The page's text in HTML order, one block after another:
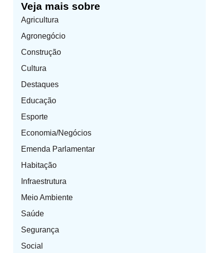
Veja mais sobre
Agricultura
Agronegócio
Construção
Cultura
Destaques
Educação
Esporte
Economia/Negócios
Emenda Parlamentar
Habitação
Infraestrutura
Meio Ambiente
Saúde
Segurança
Social